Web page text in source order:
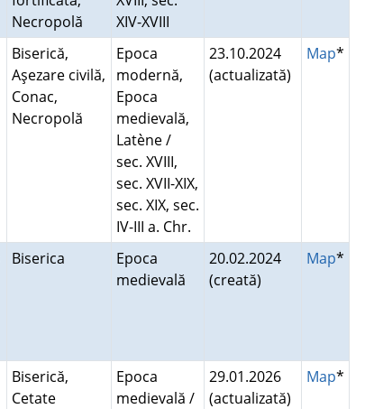
Necropolă
XIV-XVIII
Biserică,
Aşezare civilă,
Conac,
Necropolă
Epoca
modernă,
Epoca
medievală,
Latène /
sec. XVIII,
sec. XVII-XIX,
sec. XIX, sec.
IV-III a. Chr.
23.10.2024
(actualizată)
Map*
Biserica
Epoca
medievală
20.02.2024
(creată)
Map*
Biserică,
Cetate
Epoca
medievală /
29.01.2026
(actualizată)
Map*